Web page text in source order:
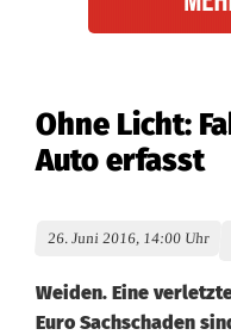
Ohne Licht:
Auto erfasst
26. Juni 2016, 14:00 Uhr
Weiden. Eine
Euro Sachschaden